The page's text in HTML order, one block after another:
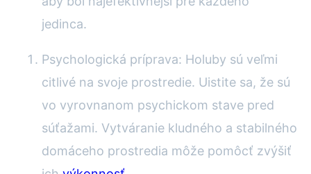
jedinca.
Psychologická príprava: Holuby sú veľmi
citlivé na svoje prostredie. Uistite sa, že sú
vo vyrovnanom psychickom stave pred
súťažami. Vytváranie kludného a stabilného
domáceho prostredia môže pomôcť zvýšiť